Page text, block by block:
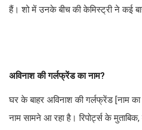
हैं। शो में उनके बीच की केमिस्ट्री ने कई
अविनाश की गर्लफ्रेंड का नाम?
घर के बाहर अविनाश की गर्लफ्रेंड [नाम
नाम सामने आ रहा है। रिपोर्ट्स के